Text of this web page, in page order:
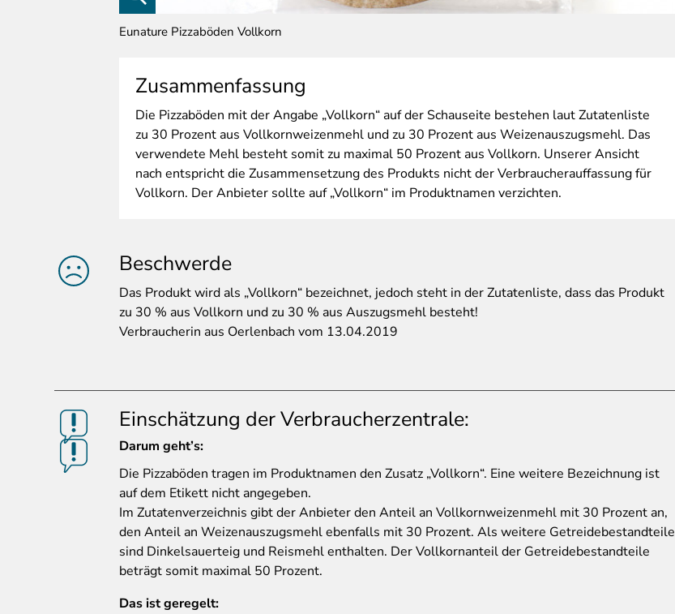
Eunature Pizzaböden Vollkorn
Zusammenfassung
Die Pizzaböden mit der Angabe „Vollkorn“ auf der Schauseite bestehen laut Zutatenliste
zu 30 Prozent aus Vollkornweizenmehl und zu 30 Prozent aus Weizenauszugsmehl. Das
verwendete Mehl besteht somit zu maximal 50 Prozent aus Vollkorn. Unserer Ansicht
nach entspricht die Zusammensetzung des Produkts nicht der Verbraucherauffassung für
Vollkorn. Der Anbieter sollte auf „Vollkorn“ im Produktnamen verzichten.
Beschwerde
Das Produkt wird als „Vollkorn“ bezeichnet, jedoch steht in der Zutatenliste, dass das Produkt
zu 30 % aus Vollkorn und zu 30 % aus Auszugsmehl besteht!
Verbraucherin aus Oerlenbach vom 13.04.2019
Einschätzung der Verbraucherzentrale:
Darum geht’s:
Die Pizzaböden tragen im Produktnamen den Zusatz „Vollkorn“. Eine weitere Bezeichnung ist
auf dem Etikett nicht angegeben.
Im Zutatenverzeichnis gibt der Anbieter den Anteil an Vollkornweizenmehl mit 30 Prozent an,
den Anteil an Weizenauszugsmehl ebenfalls mit 30 Prozent. Als weitere Getreidebestandteile
sind Dinkelsauerteig und Reismehl enthalten. Der Vollkornanteil der Getreidebestandteile
beträgt somit maximal 50 Prozent.
Das ist geregelt: